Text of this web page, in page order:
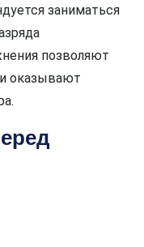
заниматься
позволяют
оказывают